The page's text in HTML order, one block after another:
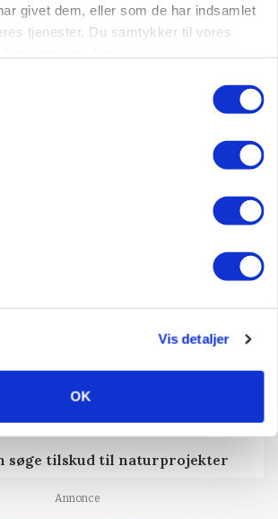
givet dem, eller som de har indsamlet
tjenester. Du samtykker til vores
Vis detaljer
OK
søge tilskud til naturprojekter
Annonce